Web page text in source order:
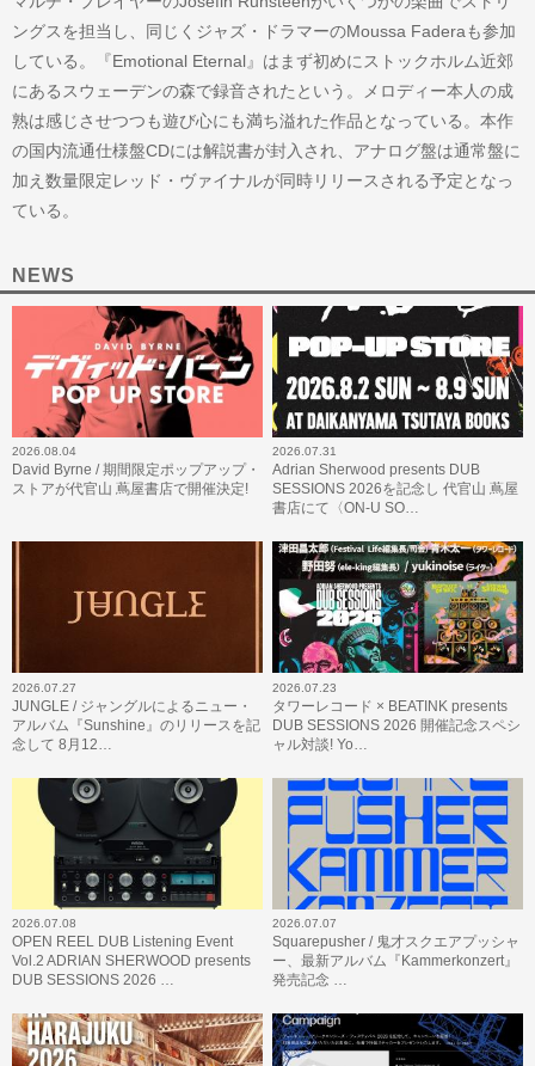
ングスを担当し、同じくジャズ・ドラマーのMoussa Faderaも参加
している。『Emotional Eternal』はまず初めにストックホルム近郊
にあるスウェーデンの森で録音されたという。メロディー本人の成
熟は感じさせつつも遊び心にも満ち溢れた作品となっている。本作
の国内流通仕様盤CDには解説書が封入され、アナログ盤は通常盤に
加え数量限定レッド・ヴァイナルが同時リリースされる予定となっ
ている。
NEWS
2026.08.04
David Byrne / 期間限定ポップアップ・
ストアが代官山 蔦屋書店で開催決定!
2026.07.31
Adrian Sherwood presents DUB
SESSIONS 2026を記念し 代官山 蔦屋
書店にて〈ON-U SO…
2026.07.27
JUNGLE / ジャングルによるニュー・
アルバム『Sunshine』のリリースを記
念して 8月12…
2026.07.23
タワーレコード × BEATINK presents
DUB SESSIONS 2026 開催記念スペシ
ャル対談! Yo…
2026.07.08
OPEN REEL DUB Listening Event
Vol.2 ADRIAN SHERWOOD presents
DUB SESSIONS 2026 …
2026.07.07
Squarepusher / 鬼才スクエアプッシャ
ー、最新アルバム『Kammerkonzert』
発売記念 …